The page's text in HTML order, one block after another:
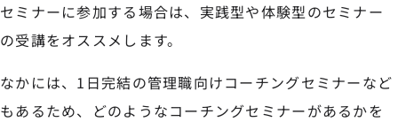
セミナーに参加する場合は、実践型や体験型のセミナー
の受講をオススメします。
なかには、1日完結の管理職向けコーチングセミナーなど
もあるため、どのようなコーチングセミナーがあるかを